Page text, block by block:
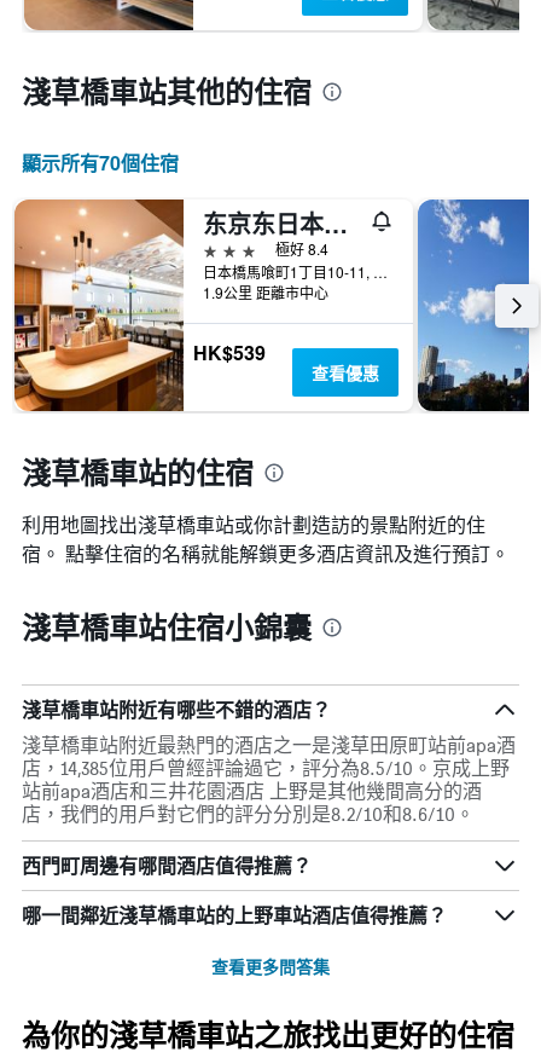
淺草橋車站​其他的住宿
顯示所有70​個住宿
东京东日本桥舒适酒店
3星級
極好 8.4
日本橋馬喰町1丁目10-11, 東京, 日本
1.9公里 距離市中心
HK$539
查看優惠
淺草橋車站的住宿
利用地圖找出淺草橋車站​​或你計劃造訪的景點附近的住
宿。 點擊住宿的名稱就能解鎖更多酒店資訊及進行預訂。
淺草橋車站住宿小錦囊
淺草橋車站附近有哪些不錯的酒店？
淺草橋車站附近最熱門的酒店之一是淺草田原町站前apa酒
店，14,385位用戶曾經評論過它，評分為8.5/10。京成上野
站前apa酒店和三井花園酒店 上野是其他幾間高分的酒
店，我們的用戶對它們的評分分別是8.2/10和8.6/10。
西門町周邊有哪間酒店值得推薦？
哪一間鄰近淺草橋車站的上野車站酒店值得推薦？
查看更多問答集
為你的淺草橋車站之旅找出更好的住宿